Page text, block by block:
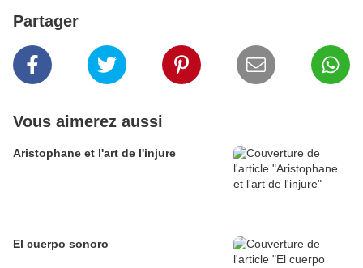
Partager
Vous aimerez aussi
Aristophane et l'art de l'injure
El cuerpo sonoro